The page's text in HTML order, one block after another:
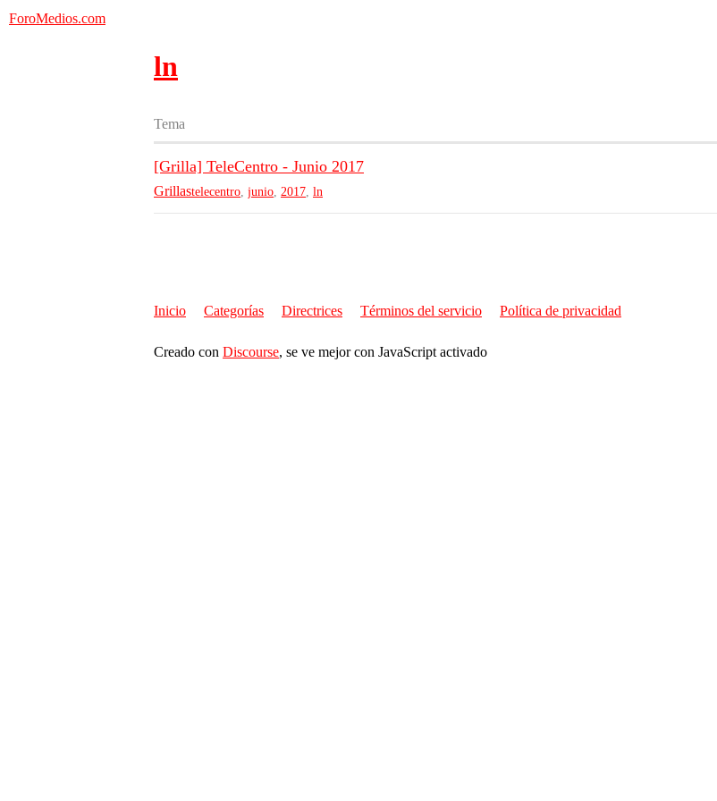
ForoMedios.com
ln
Tema
[Grilla] TeleCentro - Junio 2017
Grillastelecentro junio 2017 ln
Inicio Categorías Directrices Términos del servicio Política de privacidad
Creado con Discourse, se ve mejor con JavaScript activado